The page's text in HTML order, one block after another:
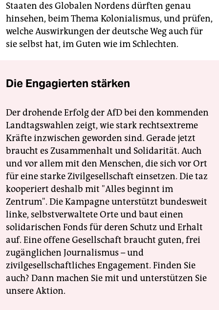
Staaten des Globalen Nordens dürften genau
hinsehen, beim Thema Kolonialismus, und prüfen,
welche Auswirkungen der deutsche Weg auch für
sie selbst hat, im Guten wie im Schlechten.
Die Engagierten stärken
Der drohende Erfolg der AfD bei den kommenden
Landtagswahlen zeigt, wie stark rechtsextreme
Kräfte inzwischen geworden sind. Gerade jetzt
braucht es Zusammenhalt und Solidarität. Auch
und vor allem mit den Menschen, die sich vor Ort
für eine starke Zivilgesellschaft einsetzen. Die taz
kooperiert deshalb mit "Alles beginnt im
Zentrum". Die Kampagne unterstützt bundesweit
linke, selbstverwaltete Orte und baut einen
solidarischen Fonds für deren Schutz und Erhalt
auf. Eine offene Gesellschaft braucht guten, frei
zugänglichen Journalismus – und
zivilgesellschaftliches Engagement. Finden Sie
auch? Dann machen Sie mit und unterstützen Sie
unsere Aktion.